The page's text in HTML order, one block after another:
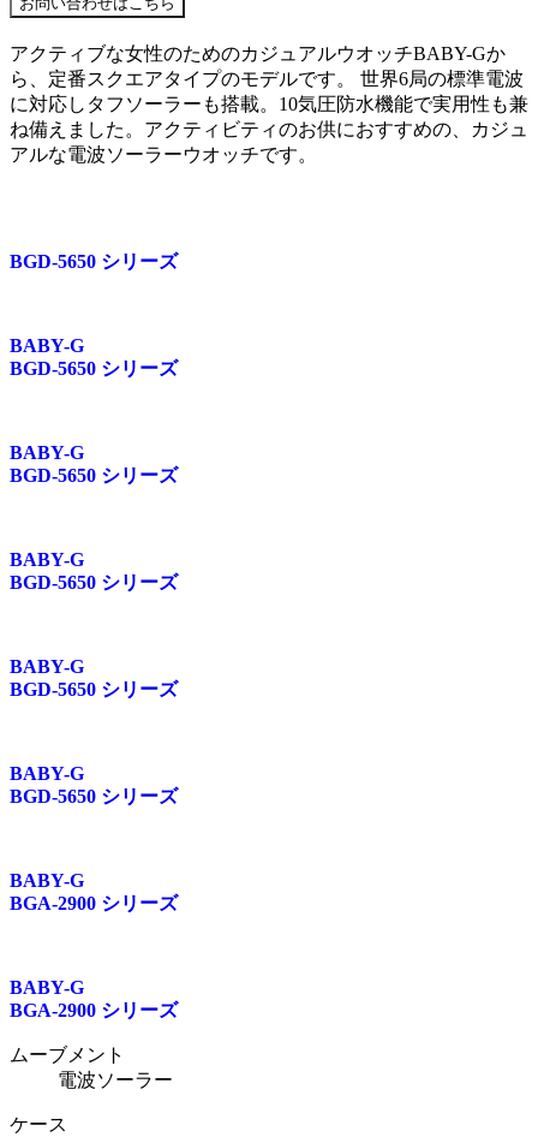
アクティブな女性のためのカジュアルウオッチBABY-Gか
ら、定番スクエアタイプのモデルです。 世界6局の標準電波
に対応しタフソーラーも搭載。10気圧防水機能で実用性も兼
ね備えました。アクティビティのお供におすすめの、カジュ
アルな電波ソーラーウオッチです。
BGD-5650 シリーズ
BABY-G
BGD-5650 シリーズ
BABY-G
BGD-5650 シリーズ
BABY-G
BGD-5650 シリーズ
BABY-G
BGD-5650 シリーズ
BABY-G
BGD-5650 シリーズ
BABY-G
BGA-2900 シリーズ
BABY-G
BGA-2900 シリーズ
ムーブメント
電波ソーラー
ケース